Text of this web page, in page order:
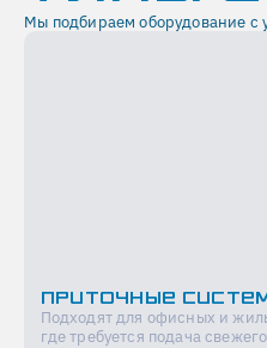
Мы подбираем оборудование с
приточные
Подходят для офисных и
где требуется подача